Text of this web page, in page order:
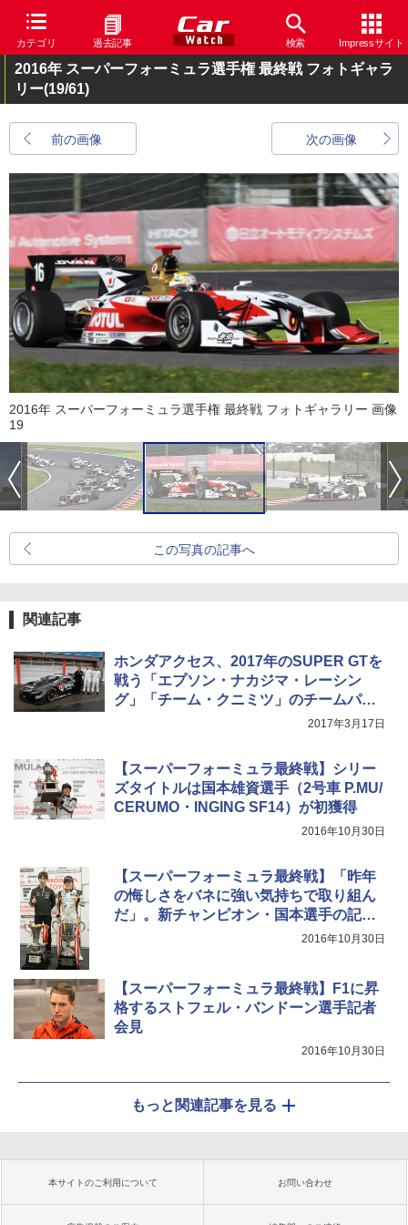
カテゴリ 過去記事 検索 Impressサイト
2016年 スーパーフォーミュラ選手権 最終戦 フォトギャラ
リー(19/61)
前の画像 次の画像
2016年 スーパーフォーミュラ選手権 最終戦 フォトギャラリー 画像
19
この写真の記事へ
関連記事
ホンダアクセス、2017年のSUPER GTを
戦う「エプソン・ナカジマ・レーシン
グ」「チーム・クニミツ」のチームパー
2017年3月17日
【スーパーフォーミュラ最終戦】シリー
ズタイトルは国本雄資選手（2号車 P.MU/
CERUMO・INGING SF14）が初獲得
2016年10月30日
【スーパーフォーミュラ最終戦】「昨年
の悔しさをバネに強い気持ちで取り組ん
だ」。新チャンピオン・国本選手の記者
2016年10月30日
【スーパーフォーミュラ最終戦】F1に昇
格するストフェル・バンドーン選手記者
会見
2016年10月30日
もっと関連記事を見る
本サイトのご利用について お問い合わせ